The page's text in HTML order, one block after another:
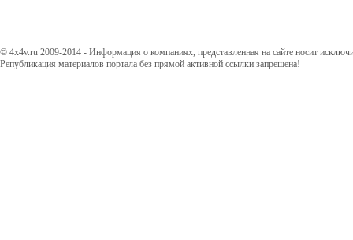
© 4x4v.ru 2009-2014 - Информация о компаниях, представленная на сайте носит
Републикация материалов портала без прямой активной ссылки запрещена!